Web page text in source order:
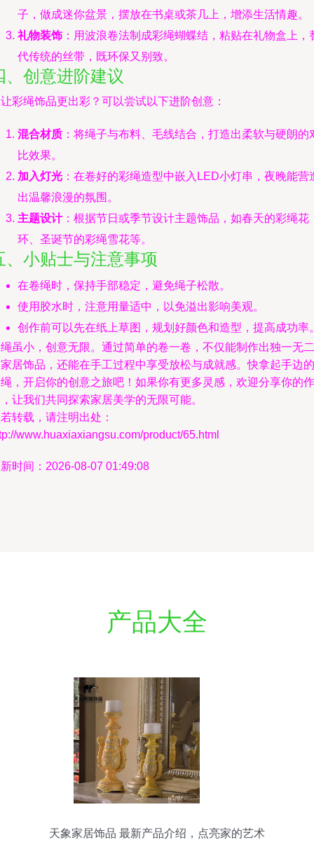
子，做成迷你盆景，摆放在书桌或茶几上，增添生活情趣。
礼物装饰 ：用波浪卷法制成彩绳蝴蝶结，粘贴在礼物盒上，
代传统的丝带，既环保又别致。
、创意进阶建议
彩绳饰品更出彩？可以尝试以下进阶创意：
混合材质 ：将绳子与布料、毛线结合，打造出柔软与硬朗的
比效果。
加入灯光 ：在卷好的彩绳造型中嵌入LED小灯串，夜晚能营
出温馨浪漫的氛围。
主题设计：根据节日或季节设计主题饰品，如春天的彩绳花
环、圣诞节的彩绳雪花等。
、小贴士与注意事项
在卷绳时，保持手部稳定，避免绳子松散。
使用胶水时，注意用量适中，以免溢出影响美观。
创作前可以先在纸上草图，规划好颜色和造型，提高成功率
虽小，创意无限。通过简单的卷一卷，不仅能制作出独一无二
居饰品，还能在手工过程中享受放松与成就感。快拿起手边的
，开启你的创意之旅吧！如果你有更多灵感，欢迎分享你的作
让我们共同探索家居美学的无限可能。
转载，请注明出处：
www.huaxiaxiangsu.com/product/65.html
时间：2026-08-07 01:49:08
产品大全
天象家居饰品 最新产品介绍，点亮家的艺术